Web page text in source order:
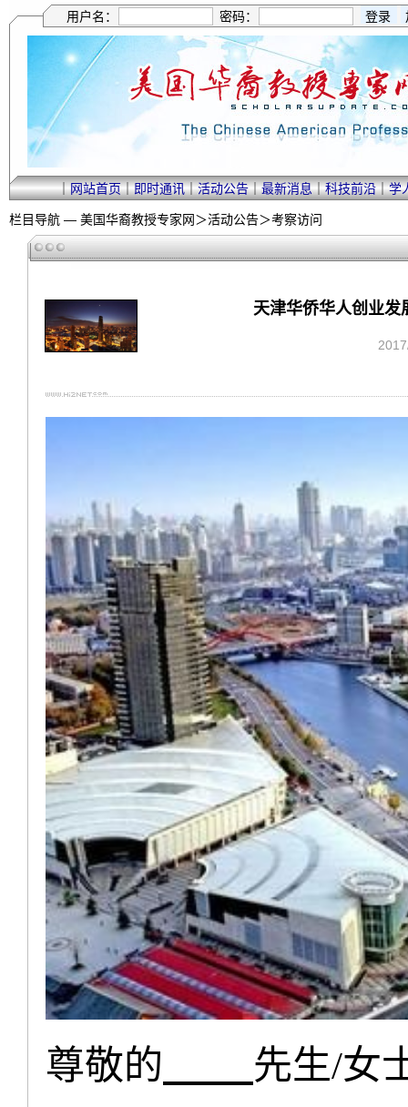
用户名： 密码：
｜网站首页｜即时通讯｜活动公告｜最新消息｜科技前沿｜学
栏目导航 — 美国华裔教授专家网＞活动公告＞考察访问
天津华侨华人创业发
尊敬的 先生/女